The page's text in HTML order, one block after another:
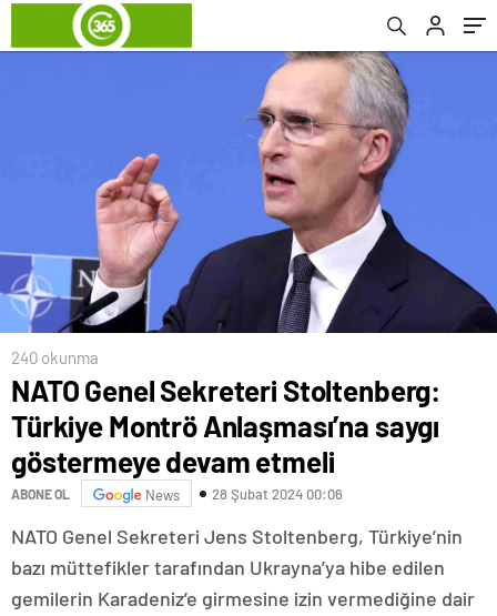
devam etmeli
240 okunma
NATO Genel Sekreteri Stoltenberg:
Türkiye Montrö Anlaşması’na saygı
göstermeye devam etmeli
ABONE OL News 28 Şubat 2024 00:06
NATO Genel Sekreteri Jens Stoltenberg, Türkiye’nin
bazı müttefikler tarafından Ukrayna’ya hibe edilen
gemilerin Karadeniz’e girmesine izin vermediğine dair